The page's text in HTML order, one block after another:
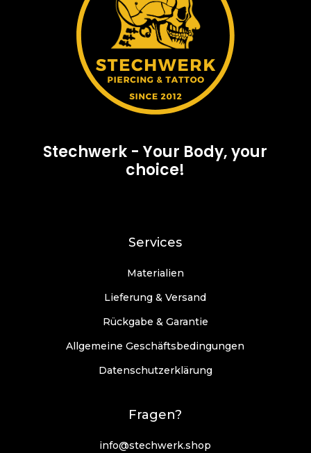
Stechwerk - Your Body, your
choice!
Services
Materialien
Lieferung & Versand
Rückgabe & Garantie
Allgemeine Geschäftsbedingungen
Datenschutzerklärung
Fragen?
info@stechwerk.shop